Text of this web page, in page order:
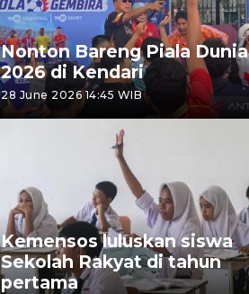
Nonton Bareng Piala Dunia
2026 di Kendari
28 June 2026 14:45 WIB
Kemensos luluskan siswa
Sekolah Rakyat di tahun
pertama